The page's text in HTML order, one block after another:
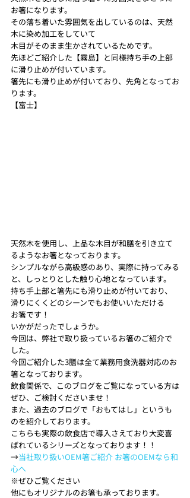
お箸になります。
その落ち着いた雰囲気を出しているのは、天然
木に染め加工をしていて
木目がそのまま生かされているためです。
先ほどご紹介した【霧島】と同様持ち手の上部
に滑り止めが付いています。
箸先にも滑り止めが付いており、先角となってお
ります。
【富士】
天然木を使用し、上品な木目が和膳を引き立て
るようなお箸となっております。
シンプルながら高級感のあり、実際に持ってみる
と、しっとりとした触り心地となっています。
持ち手上部と箸先にも滑り止めが付いており、
滑りにくくどのシーンでもお使いいただける
お箸です！
いかがだったでしょうか。
今回は、弊社で取り扱っているお箸のご紹介で
した。
今回ご紹介した3膳は全て業務用食洗器対応のお
箸となっております。
飲食関係で、このブログをご覧になっている方は
ぜひ、ご検討くださいませ！
また、過去のブログで「おもてはし」というも
のを紹介しております。
こちらも実際の飲食店で導入さえており大変喜
ばれているシリーズとなっております！！
→当社取り扱いOEM箸ご紹介 お箸のOEMなら和
心へ
※ぜひご覧ください
他にもオリジナルのお箸も承っております。